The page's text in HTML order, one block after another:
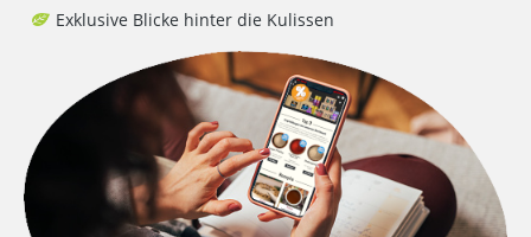
Exklusive Blicke hinter die Kulissen